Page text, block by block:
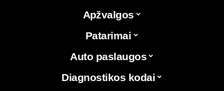
Apžvalgos
Patarimai
Auto paslaugos
Diagnostikos kodai